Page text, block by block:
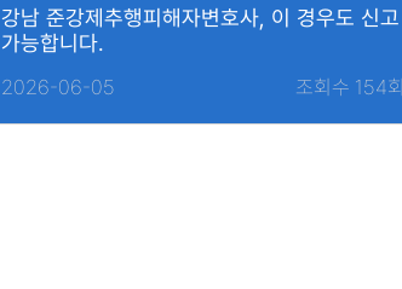
강남 준강제추행피해자변호사, 이 경우도 신고
가능합니다.
2026-06-05 조회수 154회